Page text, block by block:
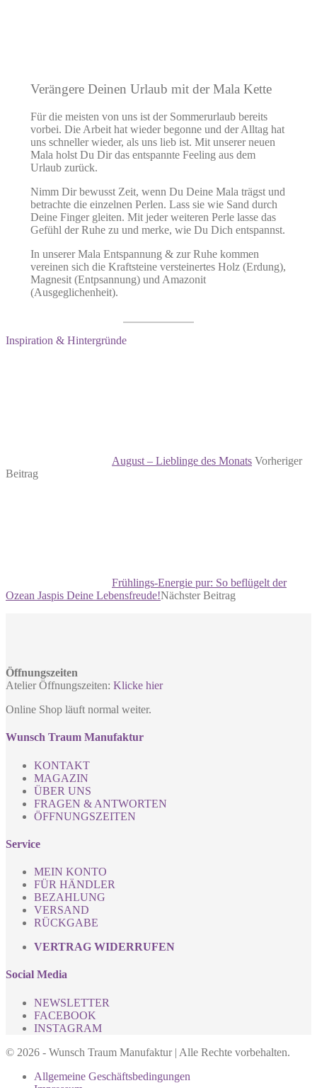
Verängere Deinen Urlaub mit der Mala Kette
Für die meisten von uns ist der Sommerurlaub bereits
vorbei. Die Arbeit hat wieder begonne und der Alltag hat
uns schneller wieder, als uns lieb ist. Mit unserer neuen
Mala holst Du Dir das entspannte Feeling aus dem
Urlaub zurück.
Nimm Dir bewusst Zeit, wenn Du Deine Mala trägst und
betrachte die einzelnen Perlen. Lass sie wie Sand durch
Deine Finger gleiten. Mit jeder weiteren Perle lasse das
Gefühl der Ruhe zu und merke, wie Du Dich entspannst.
In unserer Mala Entspannung & zur Ruhe kommen
vereinen sich die Kraftsteine versteinertes Holz (Erdung),
Magnesit (Entpsannung) und Amazonit
(Ausgeglichenheit).
Inspiration & Hintergründe
August – Lieblinge des Monats Vorheriger
Beitrag
Frühlings-Energie pur: So beflügelt der
Ozean Jaspis Deine Lebensfreude!Nächster Beitrag
Öffnungszeiten
Atelier Öffnungszeiten: Klicke hier
Online Shop läuft normal weiter.
Wunsch Traum Manufaktur
KONTAKT
MAGAZIN
ÜBER UNS
FRAGEN & ANTWORTEN
ÖFFNUNGSZEITEN
Service
MEIN KONTO
FÜR HÄNDLER
BEZAHLUNG
VERSAND
RÜCKGABE
VERTRAG WIDERRUFEN
Social Media
NEWSLETTER
FACEBOOK
INSTAGRAM
© 2026 - Wunsch Traum Manufaktur | Alle Rechte vorbehalten.
Allgemeine Geschäftsbedingungen